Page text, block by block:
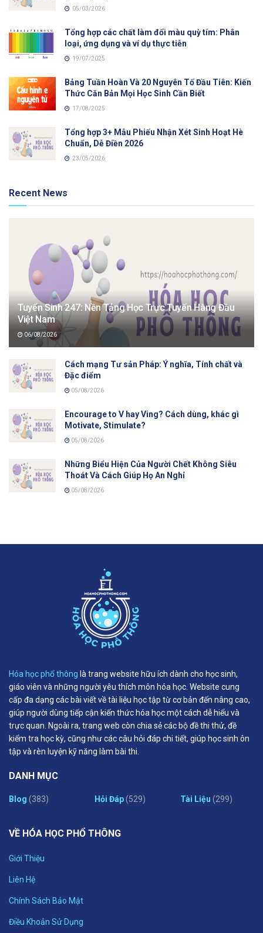
05/03/2026
Tổng hợp các chất làm đổi màu quỳ tím: Phân
loại, ứng dụng và ví dụ thực tiễn
19/07/2025
Bảng Tuần Hoàn Và 20 Nguyên Tố Đầu Tiên: Kiến
Thức Căn Bản Mọi Học Sinh Cần Biết
17/08/2025
Tổng hợp 3+ Mẫu Phiếu Nhận Xét Sinh Hoạt Hè
Chuẩn, Dễ Điền 2026
23/05/2026
Recent News
Tuyển Sinh 247: Nền Tảng Học Trực Tuyến Hàng Đầu
Việt Nam
06/08/2026
Cách mạng Tư sản Pháp: Ý nghĩa, Tính chất và
Đặc điểm
05/08/2026
Encourage to V hay Ving? Cách dùng, khác gì
Motivate, Stimulate?
05/08/2026
Những Biểu Hiện Của Người Chết Không Siêu
Thoát Và Cách Giúp Họ An Nghỉ
05/08/2026
Hóa học phổ thông là trang website hữu ích dành cho học sinh,
giáo viên và những người yêu thích môn hóa học. Website cung
cấp đa dạng các bài viết về tài liệu học tập từ cơ bản đến nâng cao,
giúp người dùng tiếp cận kiến thức hóa học một cách dễ hiểu và
trực quan. Ngoài ra, trang web còn chia sẻ các bộ đề thi thử, đề
kiểm tra học kỳ, cũng như các câu hỏi đáp chi tiết, giúp học sinh ôn
tập và rèn luyện kỹ năng làm bài thi.
DANH MỤC
Blog (383) Hỏi Đáp(529) Tài Liệu (299)
VỀ HÓA HỌC PHỔ THÔNG
Giới Thiệu
Liên Hệ
Chính Sách Bảo Mật
Điều Khoản Sử Dụng